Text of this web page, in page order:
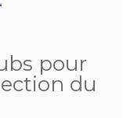
pour
du